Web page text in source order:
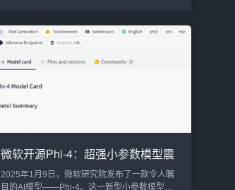
部分API调用。此次中断事件引发了用户和开发
者的广泛关注。系统中断与恢复过程根据IT之家
态，确认此次故障导致ChatGPT、API以及文本
微软开源Phi-4：超强小参数模型震
撼登场，超越GPT-4o，商用无门槛
2025年1月9日，微软研究院发布了一款令人瞩
目的AI模型——Phi-4。这一新型小参数模型，